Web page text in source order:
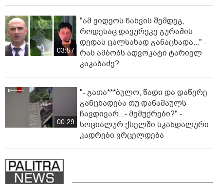
03:57
"ამ ვიდეოს ნახვის შემდეგ,
როდესაც დავურეკე გურამის
დედას ცალსახად განაცხადა..." -
რას ამბობს ადვოკატი ტარიელ
კაკაბაძე?
00:29
"- გათა***ბულო, წადი და დაწერე
განცხადება თუ დანაშაულს
ჩავდივარ...- მემუქრები?" -
სოციალურ ქსელში სკანდალური
კადრები ვრცელდება